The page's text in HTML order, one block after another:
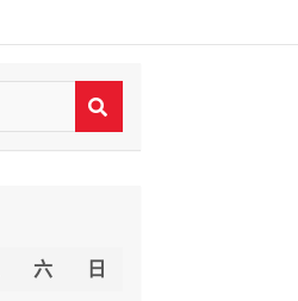
六
日